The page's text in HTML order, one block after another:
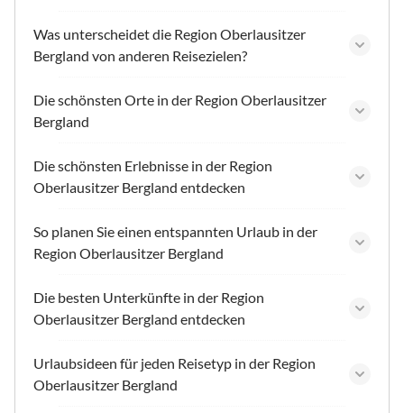
Was unterscheidet die Region Oberlausitzer
Bergland von anderen Reisezielen?
Die schönsten Orte in der Region Oberlausitzer
Bergland
Die schönsten Erlebnisse in der Region
Oberlausitzer Bergland entdecken
So planen Sie einen entspannten Urlaub in der
Region Oberlausitzer Bergland
Die besten Unterkünfte in der Region
Oberlausitzer Bergland entdecken
Urlaubsideen für jeden Reisetyp in der Region
Oberlausitzer Bergland